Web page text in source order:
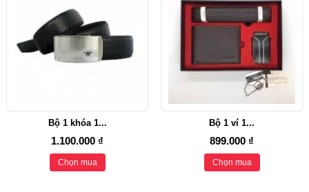
Bộ 1 khóa 1...
1.100.000 ₫
Chọn mua
Bộ 1 ví 1...
899.000 ₫
Chọn mua